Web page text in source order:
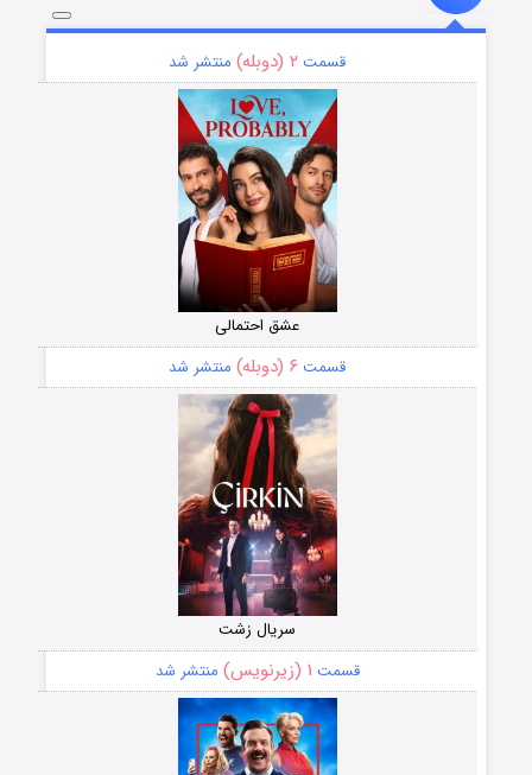
قسمت ۲ (دوبله) منتشر شد
عشق احتمالی
قسمت ۶ (دوبله) منتشر شد
سریال زشت
قسمت ۱ (زیرنویس) منتشر شد